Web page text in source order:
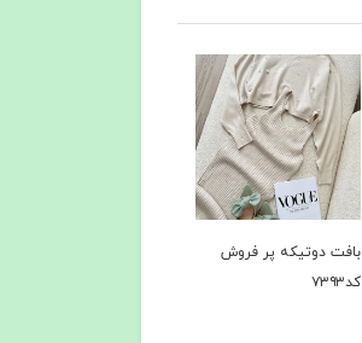
بافت دوتیکه پر فروش
کد۷۳۹۳